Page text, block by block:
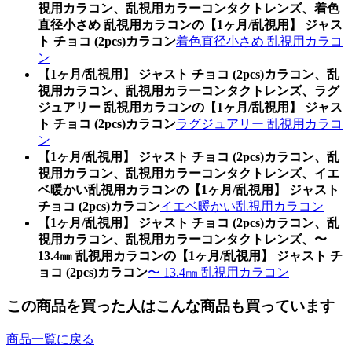
視用カラコン、乱視用カラーコンタクトレンズ、着色
直径小さめ 乱視用カラコンの【1ヶ月/乱視用】 ジャス
ト チョコ (2pcs)カラコン着色直径小さめ 乱視用カラコ
ン
【1ヶ月/乱視用】 ジャスト チョコ (2pcs)カラコン、乱
視用カラコン、乱視用カラーコンタクトレンズ、ラグ
ジュアリー 乱視用カラコンの【1ヶ月/乱視用】 ジャス
ト チョコ (2pcs)カラコンラグジュアリー 乱視用カラコ
ン
【1ヶ月/乱視用】 ジャスト チョコ (2pcs)カラコン、乱
視用カラコン、乱視用カラーコンタクトレンズ、イエ
ベ暖かい乱視用カラコンの【1ヶ月/乱視用】 ジャスト
チョコ (2pcs)カラコンイエベ暖かい乱視用カラコン
【1ヶ月/乱視用】 ジャスト チョコ (2pcs)カラコン、乱
視用カラコン、乱視用カラーコンタクトレンズ、〜
13.4㎜ 乱視用カラコンの【1ヶ月/乱視用】 ジャスト チ
ョコ (2pcs)カラコン〜 13.4㎜ 乱視用カラコン
この商品を買った人はこんな商品も買っています
商品一覧に戻る